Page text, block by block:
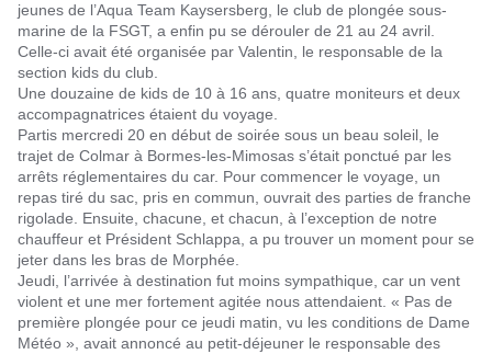
jeunes de l’Aqua Team Kaysersberg, le club de plongée sous-
marine de la FSGT, a enfin pu se dérouler de 21 au 24 avril.
Celle-ci avait été organisée par Valentin, le responsable de la
section kids du club.
Une douzaine de kids de 10 à 16 ans, quatre moniteurs et deux
accompagnatrices étaient du voyage.
Partis mercredi 20 en début de soirée sous un beau soleil, le
trajet de Colmar à Bormes-les-Mimosas s’était ponctué par les
arrêts réglementaires du car. Pour commencer le voyage, un
repas tiré du sac, pris en commun, ouvrait des parties de franche
rigolade. Ensuite, chacune, et chacun, à l’exception de notre
chauffeur et Président Schlappa, a pu trouver un moment pour se
jeter dans les bras de Morphée.
Jeudi, l’arrivée à destination fut moins sympathique, car un vent
violent et une mer fortement agitée nous attendaient. « Pas de
première plongée pour ce jeudi matin, vu les conditions de Dame
Météo », avait annoncé au petit-déjeuner le responsable des